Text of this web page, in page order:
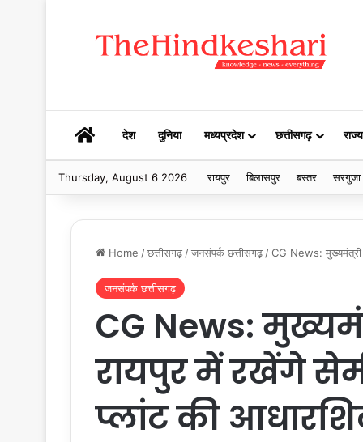
HOMEदेश दुनिया मध्यप्रदेश छत्तीसगढ़ राज्य
Thursday, August 6 2026 रायपुर बिलासपुर बस्तर सरगुजा
Home /छत्तीसगढ़ /जनसंपर्क छत्तीसगढ़ /CG News: मुख्यमंत्री
जनसंपर्क छत्तीसगढ़
CG News:
रायपुर में रखेंगे
प्लांट की